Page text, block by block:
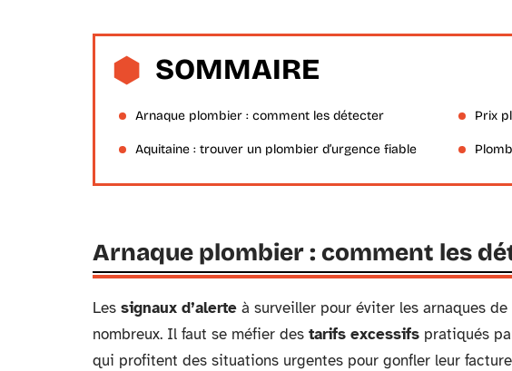
SOMMAIRE
Arnaque plombier : comment les détecter
Aquitaine : trouver un plombier d’urgence fiable
Prix
Arnaque plombier : comment les
Les signaux d’alerte à surveiller pour éviter les arnaques
nombreux. Il faut se méfier des tarifs excessifs pratiqués
qui profitent des situations urgentes pour gonfler leur